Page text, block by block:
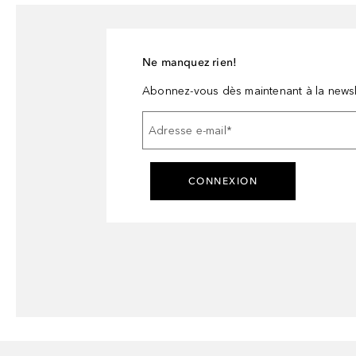
Ne manquez rien!
Abonnez-vous dès maintenant à la
Adresse e-mail *
CONNEXION